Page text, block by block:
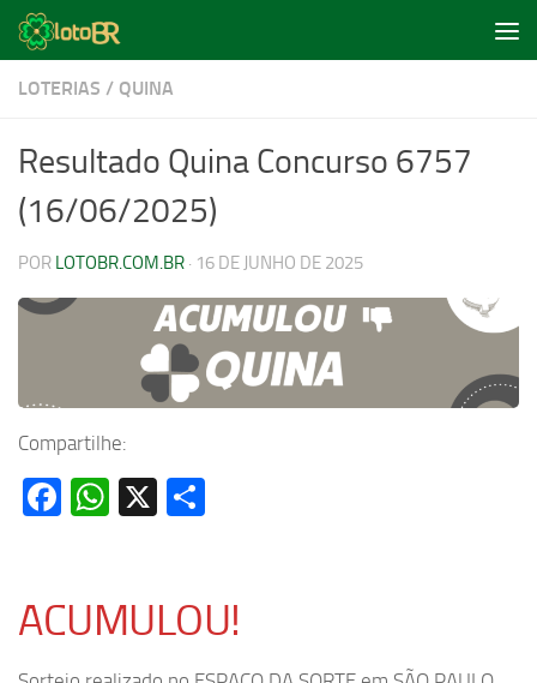
Skip to content
LOTERIAS / QUINA
Resultado Quina Concurso 6757
(16/06/2025)
POR LOTOBR.COM.BR · 16 DE JUNHO DE 2025
Compartilhe:
Facebook
WhatsApp
X
ACUMULOU!